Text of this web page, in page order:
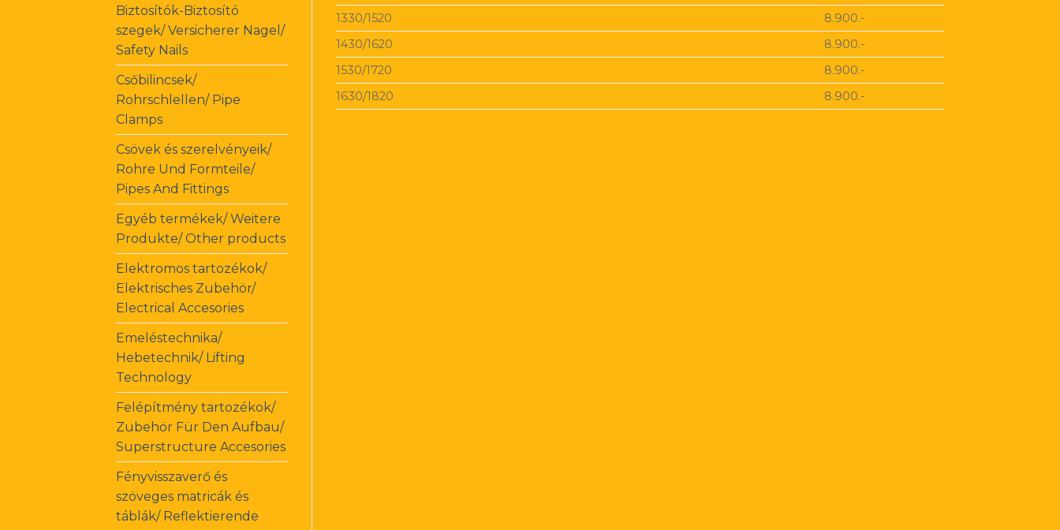
Biztosítók-Biztosító
szegek/ Versicherer Nagel/
Safety Nails
Csőbilincsek/
Rohrschlellen/ Pipe
Clamps
Csövek és szerelvényeik/
Rohre Und Formteile/
Pipes And Fittings
Egyéb termékek/ Weitere
Produkte/ Other products
Elektromos tartozékok/
Elektrisches Zubehör/
Electrical Accesories
Emeléstechnika/
Hebetechnik/ Lifting
Technology
Felépítmény tartozékok/
Zubehör Für Den Aufbau/
Superstructure Accesories
Fényvisszaverő és
szöveges matricák és
táblák/ Reflektierende
1330/1520
8.900.-
1430/1620
8.900.-
1530/1720
8.900.-
1630/1820
8.900.-